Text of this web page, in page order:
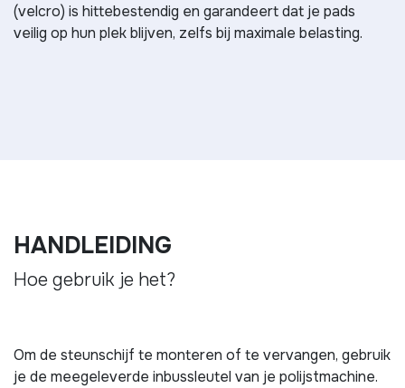
(velcro) is hittebestendig en garandeert dat je pads
veilig op hun plek blijven, zelfs bij maximale belasting.
HANDLEIDING
Hoe gebruik je het?
Om de steunschijf te monteren of te vervangen, gebruik
je de meegeleverde inbussleutel van je polijstmachine.